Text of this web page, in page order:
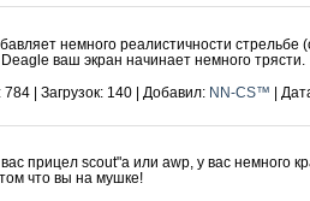
немного реалистичности стрельбе
ваш экран начинает немного трясти.
784 | Загрузок: 140 | Добавил: NN-CS™ |
прицел scout"а или awp, у вас немного
что вы на мушке!